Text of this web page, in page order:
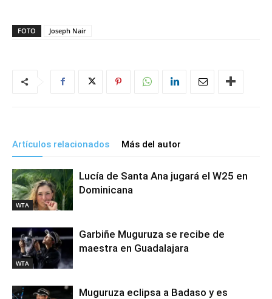
FOTO Joseph Nair
Artículos relacionados Más del autor
WTA
Lucía de Santa Ana jugará el W25 en
Dominicana
WTA
Garbiñe Muguruza se recibe de
maestra en Guadalajara
Muguruza eclipsa a Badaso y es